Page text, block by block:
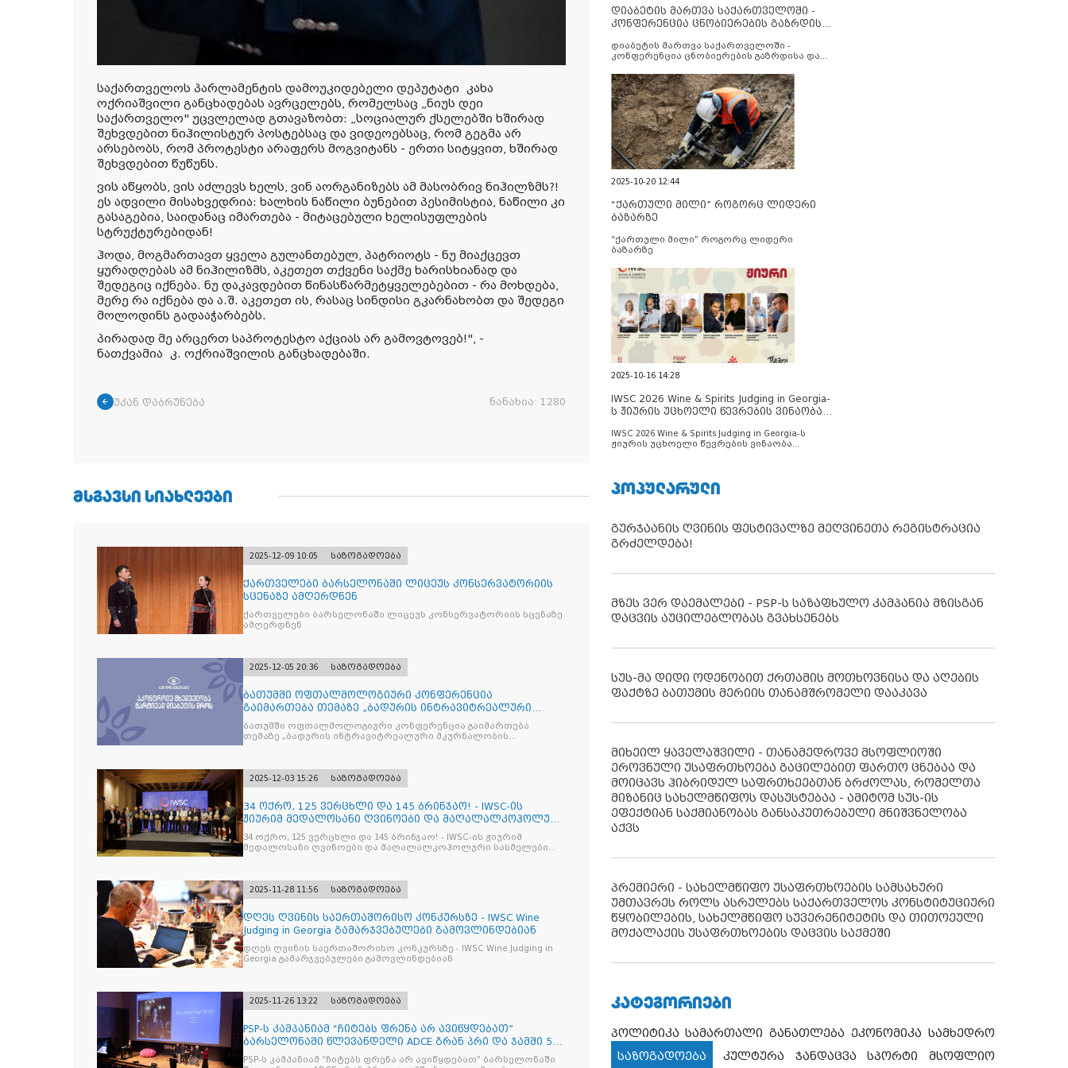
საქართველოს პარლამენტის დამოუკიდებელი დეპუტატი კახა
ოქრიაშვილი განცხადებას ავრცელებს, რომელსაც „ნიუს დეი
საქართველო" უცვლელად გთავაზობთ: „ სოციალურ ქსელებში ხშირად
შეხვდებით ნიჰილისტურ პოსტებსაც და ვიდეოებსაც, რომ გეგმა არ
არსებობს, რომ პროტესტი არაფერს მოგვიტანს - ერთი სიტყვით, ხშირად
შეხვდებით წუწუნს.
ვის აწყობს, ვის აძლევს ხელს, ვინ აორგანიზებს ამ მასობრივ ნიჰილზმს?!
ეს ადვილი მისახვედრია: ხალხის ნაწილი ბუნებით პესიმისტია, ნაწილი კი
გასაგებია, საიდანაც იმართება - მიტაცებული ხელისუფლების
სტრუქტურებიდან!
ჰოდა, მოგმართავთ ყველა გულანთებულ, პატრიოტს - ნუ მიაქცევთ
ყურადღებას ამ ნიჰილიზმს, აკეთეთ თქვენი საქმე ხარისხიანად და
შედეგიც იქნება. ნუ დაკავდებით წინასწარმეტყველებებით - რა მოხდება,
მერე რა იქნება და ა.შ. აკეთეთ ის, რასაც სინდისი გკარნახობთ და შედეგი
მოლოდინს გადააჭარბებს.
პირადად მე არცერთ საპროტესტო აქციას არ გამოვტოვებ!", -
ნათქვამია კ. ოქრიაშვილის განცხადებაში.
უკან დაბრუნება ნანახია: 1280
ᲛᲡᲒᲐᲕᲡᲘ ᲡᲘᲐᲮᲚᲔᲔᲑᲘ
2025-12-09 10:05 საზოგადოება
ქართველები ბარსელონაში ლიცეუს კონსერვატორიის
სცენაზე ამღერდნენ
ქართველები ბარსელონაში ლიცეუს კონსერვატორიის სცენაზე
ამღერდნენ
2025-12-05 20:36 საზოგადოება
ბათუმში ოფთალმოლოგიური კონფერენცია
გაიმართება თემაზე „ბადურის ინტრავიტრეალური
მკურნალობის ოპტიმიზაცი
ბათუმში ოფთალმოლოგიური კონფერენცია გაიმართება
თემაზე „ბადურის ინტრავიტრეალური მკურნალობის
2025-12-03 15:26 საზოგადოება
34 ოქრო, 125 ვერცხლი და 145 ბრინჯაო! - IWSC-ის
ჟიურიმ მედალოსანი ღვინოები და მაღალალკოჰოლური
სასმელე
34 ოქრო, 125 ვერცხლი და 145 ბრინჯაო! - IWSC-ის ჟიურიმ
მედალოსანი ღვინოები და მაღალალკოჰოლური სასმელები
2025-11-28 11:56 საზოგადოება
დღეს ღვინის საერთაშორისო კონკურსზე - IWSC Wine
Judging in Georgia გამარჯვებულები გამოვლინდებიან
დღეს ღვინის საერთაშორისო კონკურსზე - IWSC Wine Judging in
Georgia გამარჯვებულები გამოვლინდებიან
2025-11-26 13:22 საზოგადოება
PSP-ს კამპანიამ “ჩიტებს ფრენა არ ავიწყდებათ”
ბარსელონაში წლევანდელი ADCE გრან პრი და ჯამში 5
ჯილდო მ
PSP-ს კამპანიამ “ჩიტებს ფრენა არ ავიწყდებათ” ბარსელონაში
დიაბეტის მართვა საქართველოში -
კონფერენცია ცნობიერების გაზრდისა
დიაბეტის მართვა საქართველოში -
კონფერენცია ცნობიერების გაზრდისა და
2025-10-20 12:44
“ქართული მილი” როგორც ლიდერი
ბაზარზე
“ქართული მილი” როგორც ლიდერი
ბაზარზე
2025-10-16 14:28
IWSC 2026 Wine & Spirits Judging in Georgia-
ს ჟიურის უცხოელი წევრების ვინაობა
IWSC 2026 Wine & Spirits Judging in Georgia-ს
ჟიურის უცხოელი წევრების ვინაობა
ᲞᲝᲞᲣᲚᲐᲠᲣᲚᲘ
გურჯაანის ღვინის ფესტივალზე მეღვინეთა რეგისტრაცია
გრძელდება!
მზეს ვერ დაემალები - PSP-ს საზაფხულო კამპანია მზისგან
დაცვის აუცილებლობას გვახსენებს
სუს-მა დიდი ოდენობით ქრთამის მოთხოვნისა და აღების
ფაქტზე ბათუმის მერიის თანამშრომელი დააკავა
მიხეილ ყაველაშვილი - თანამედროვე მსოფლიოში
ეროვნული უსაფრთხოება გაცილებით ფართო ცნებაა და
მოიცავს ჰიბრიდულ საფრთხეებთან ბრძოლას, რომელთა
მიზანიც სახელმწიფოს დასუსტებაა - ამიტომ სუს-ის
ეფექტიან საქმიანობას განსაკუთრებული მნიშვნელობა
აქვს
პრემიერი - სახელმწიფო უსაფრთხოების სამსახური
უმთავრეს როლს ასრულებს საქართველოს კონსტიტუციური
წყობილების, სახელმწიფო სუვერენიტეტის და თითოეული
მოქალაქის უსაფრთხოების დაცვის საქმეში
ᲙᲐᲢᲔᲒᲝᲠᲘᲔᲑᲘ
პოლიტიკა სამართალი განათლება ეკონომიკა სამხედრო
საზოგადოება
კულტურა ჯანდაცვა სპორტი მსოფლიო